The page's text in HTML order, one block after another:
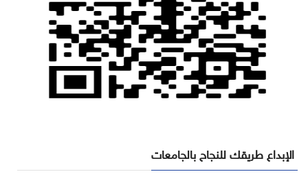
الإبداع طريقك للنجاح بالجامعات